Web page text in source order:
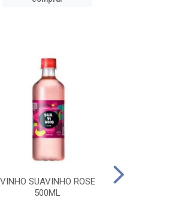
VINHO SUAVINHO ROSE
500ML